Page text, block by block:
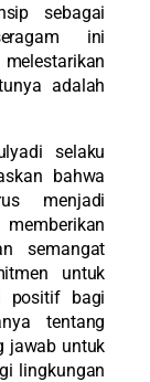
sebagai
ini
adalah
selaku
bahwa
menjadi
semangat
untuk
positif bagi
tentang
jawab untuk
lingkungan